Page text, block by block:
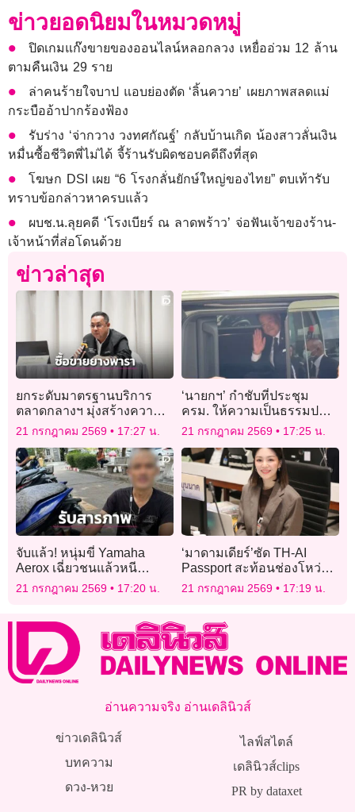
ข่าวยอดนิยมในหมวดหมู่
ปิดเกมแก๊งขายของออนไลน์หลอกลวง เหยื่ออ่วม 12 ล้าน
ตามคืนเงิน 29 ราย
ล่าคนร้ายใจบาป แอบย่องตัด ‘ลิ้นควาย’ เผยภาพสลดแม่
กระบืออ้าปากร้องฟ้อง
รับร่าง ‘จ่ากวาง วงทศกัณฐ์’ กลับบ้านเกิด น้องสาวลั่นเงิน
หมื่นซื้อชีวิตพี่ไม่ได้ จี้ร้านรับผิดชอบคดีถึงที่สุด
โฆษก DSI เผย “6 โรงกลั่นยักษ์ใหญ่ของไทย” ตบเท้ารับ
ทราบข้อกล่าวหาครบแล้ว
ผบช.น.ลุยคดี ‘โรงเบียร์ ณ ลาดพร้าว’ จ่อฟันเจ้าของร้าน-
เจ้าหน้าที่ส่อโดนด้วย
ข่าวล่าสุด
ยกระดับมาตรฐานบริการ
ตลาดกลางฯ มุ่งสร้างความ
เข้าใจกฎการค้า EUDR
21 กรกฎาคม 2569 17:27 น.
‘นายกฯ’ กำชับที่ประชุม
ครม. ให้ความเป็นธรรมปม
ทบทวนสิทธิ ‘บัตรคนจน’
บอกรอ ‘เอกนิติ’ แถลง
21 กรกฎาคม 2569 17:25 น.
จับแล้ว! หนุ่มขี่ Yamaha
Aerox เฉี่ยวชนแล้วหนี
ยอมรับสารภาพ ตำรวจ
วังทองหลางดำเนินคดีตาม
21 กรกฎาคม 2569 17:20 น.
‘มาดามเดียร์’ซัด TH-AI
Passport สะท้อนช่องโหว่
‘กองทุนดิจิทัลฯ’ ถูกตัดงบยัง
ฟื้นคืนชีพได้
21 กรกฎาคม 2569 17:19 น.
อ่านความจริง อ่านเดลินิวส์
ข่าวเดลินิวส์
บทความ
ดวง-หวย
ไลฟ์สไตล์
เดลินิวส์clips
PR by dataxet